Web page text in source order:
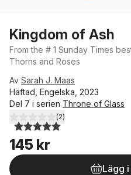
Kingdom of Ash
From the # 1 Sunday Times
Thorns and Roses
Av Sarah J. Maas
Häftad, Engelska, 2023
Del 7 i serien Throne of Glass
5,0utav 5 stjärnor. Totalt antal
(2)
145 kr
Lägg